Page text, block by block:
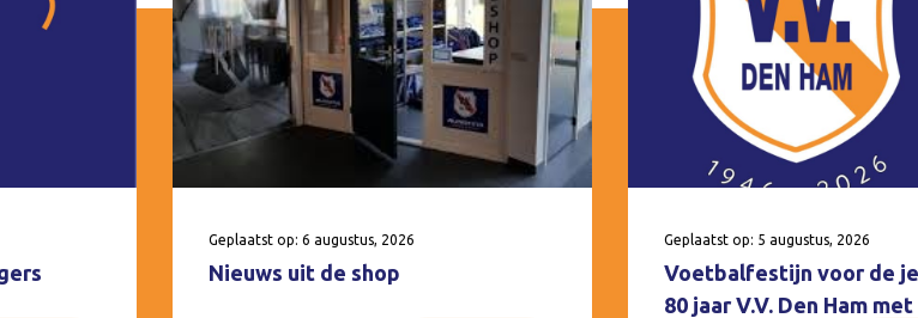
Geplaatst op: 6 augustus, 2026
Nieuws uit de shop
Geplaatst op: 5 augustus, 2026
Voetbalfestijn voor de
80 jaar V.V. Den Ham